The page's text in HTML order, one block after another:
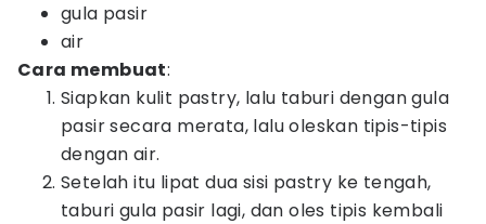
gula pasir
air
Cara membuat:
Siapkan kulit pastry, lalu taburi dengan gula
pasir secara merata, lalu oleskan tipis-tipis
dengan air.
Setelah itu lipat dua sisi pastry ke tengah,
taburi gula pasir lagi, dan oles tipis kembali